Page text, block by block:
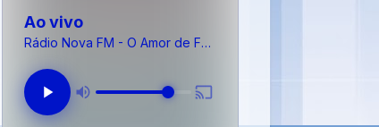
Ao vivo
Rádio Nova FM - O Amor de Fazenda Nova